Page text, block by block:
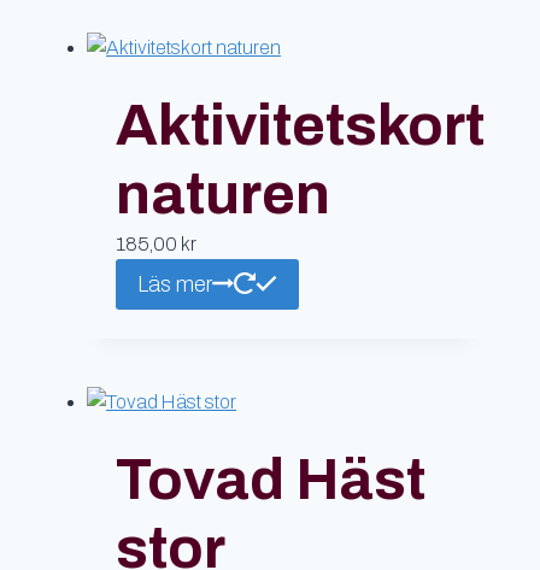
Aktivitetskort
naturen
185,00 kr
Läs mer
Tovad Häst
stor